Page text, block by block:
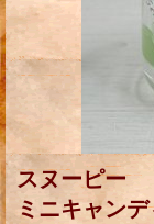
スヌーピー
ミニキャン